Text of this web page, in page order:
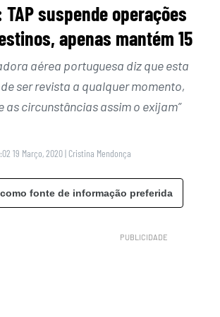
TAP suspende operações
apenas mantém 15
aérea portuguesa diz que esta
ser revista a qualquer momento,
as circunstâncias assim o exijam”
19 Março, 2020| Cristina Mendonça
fonte de informação preferida